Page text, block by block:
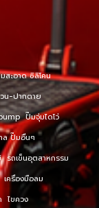
สะอาด ซิลิโคน
น-ปากตาย
ปั๊มจุ่มไดโว่
ล ปั๊มอื่นๆ
รถเข็นอุตสาหกรรม
เครื่องมือลม
ไขควง